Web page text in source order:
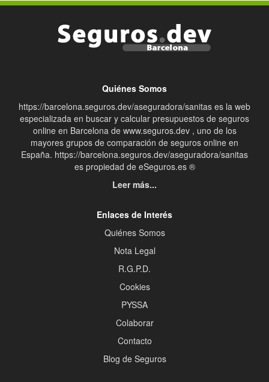
Quiénes Somos
https://barcelona.seguros.dev/aseguradora/sanitas es la web
especializada en buscar y calcular presupuestos de seguros
online en Barcelona de www.seguros.dev , uno de los
mayores grupos de comparación de seguros online en
España. https://barcelona.seguros.dev/aseguradora/sanitas
es propiedad de eSeguros.es ®
Leer más...
Enlaces de Interés
Quiénes Somos
Nota Legal
R.G.P.D.
Cookies
PYSSA
Colaborar
Contacto
Blog de Seguros